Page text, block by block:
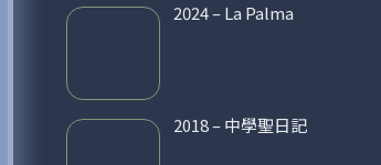
2024 – La Palma
2018 – 中學聖日記